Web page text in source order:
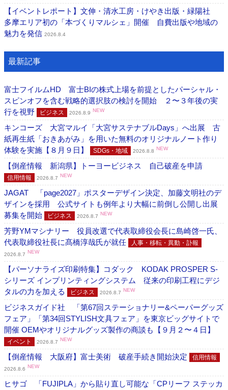
【イベントレポート】文伸・清水工房・けやき出版・緑陽社
多摩エリア初の「本づくりマルシェ」開催 自費出版や地域の
魅力を発信 2026.8.4
最新記事
富士フイルムHD 富士BIの株式上場を前提としたパーシャル・
スピンオフを含む戦略的選択肢の検討を開始 ２〜３年後の実
行を視野
ビジネス 2026.8.9 NEW
キンコーズ 大宮マルイ「大宮サステナブルDays」へ出展 古
紙再生紙「おきあがみ」を用いた無料のオリジナルノート作り
体験を実施【８月９日】
SDGs・地域 2026.8.8 NEW
【倒産情報 新潟県】トーヨービジネス 自己破産を申請
信用情報 2026.8.7 NEW
JAGAT 「page2027」ポスターデザイン決定、加藤文明社のデ
ザインを採用 公式サイトも例年より大幅に前倒し公開し出展
募集を開始
ビジネス 2026.8.7 NEW
芳野YMマシナリー 役員改選で代表取締役会長に島崎啓一氏、
代表取締役社長に髙橋淳哉氏が就任
人事・移転・異動・訃報
2026.8.7 NEW
【パーソナライズ印刷特集】コダック KODAK PROSPER S-
シリーズ インプリンティングシステム 従来の印刷工程にデジ
タルの力を加える
ビジネス 2026.8.7 NEW
ビジネスガイド社 「第67回ステーショナリー&ペーパーグッズ
フェア」「第34回STYLISH文具フェア」を東京ビッグサイトで
開催 OEMやオリジナルグッズ製作の商談も【９月２〜４日】
イベント 2026.8.7 NEW
【倒産情報 大阪府】富士美術 破産手続き開始決定 信用情報
2026.8.6 NEW
ヒサゴ 「FUJIPLA」から貼り直し可能な「CPリーフ ステッカ